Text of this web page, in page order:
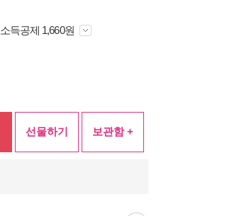
소득공제 1,660원
선물하기 보관함 +